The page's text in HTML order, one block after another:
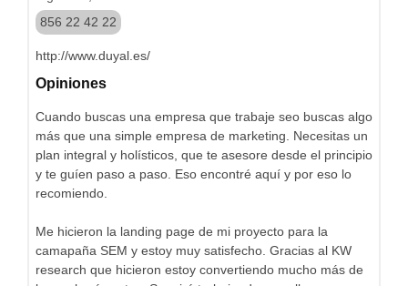
856 22 42 22
http://www.duyal.es/
Opiniones
Cuando buscas una empresa que trabaje seo buscas algo
más que una simple empresa de marketing. Necesitas un
plan integral y holísticos, que te asesore desde el principio
y te guíen paso a paso. Eso encontré aquí y por eso lo
recomiendo.
Me hicieron la landing page de mi proyecto para la
camapaña SEM y estoy muy satisfecho. Gracias al KW
research que hicieron estoy convertiendo mucho más de